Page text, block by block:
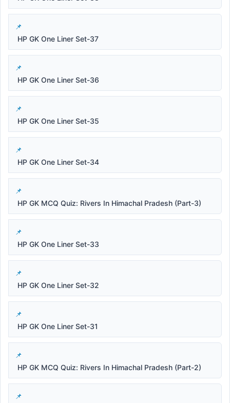
HP GK One Liner Set-37
HP GK One Liner Set-36
HP GK One Liner Set-35
HP GK One Liner Set-34
HP GK MCQ Quiz: Rivers In Himachal Pradesh (Part-3)
HP GK One Liner Set-33
HP GK One Liner Set-32
HP GK One Liner Set-31
HP GK MCQ Quiz: Rivers In Himachal Pradesh (Part-2)